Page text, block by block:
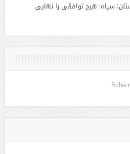
سپاه: هیچ توافقی را نهایی